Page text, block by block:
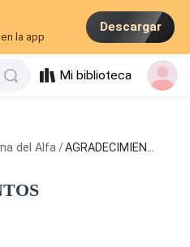
la app
Descargar
Mi biblioteca
del Alfa /AGRADECIMIENTOS